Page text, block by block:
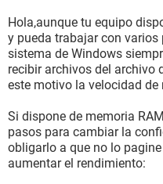
Hola,aunque tu equipo
y pueda trabajar con
sistema de Windows
recibir archivos del archivo
este motivo la velocidad de
Si dispone de memoria
pasos para cambiar la
obligarlo a que no lo
aumentar el rendimiento: